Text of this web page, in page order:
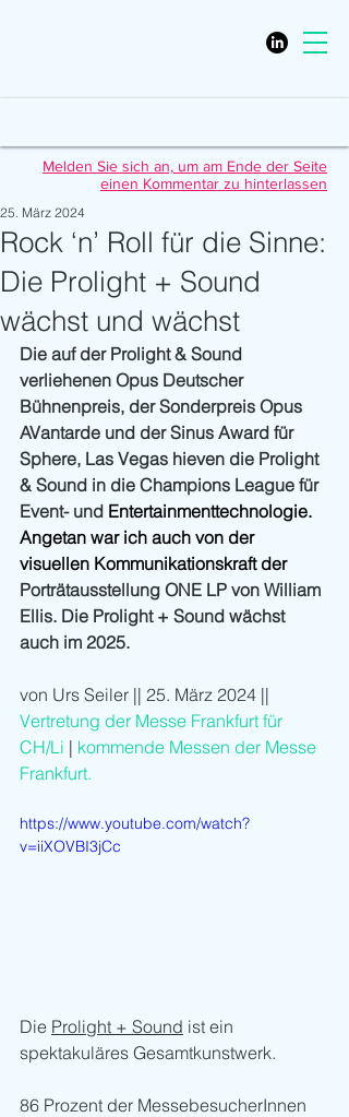
Melden Sie sich an, um am Ende der Seite
einen Kommentar zu hinterlassen
Rock ‘n’ Roll für die Sinne:
Die Prolight + Sound
wächst und wächst
25. März 2024
Die auf der Prolight & Sound
verliehenen Opus Deutscher
Bühnenpreis, der Sonderpreis Opus
AVantarde und der Sinus Award für
Sphere, Las Vegas hieven die Prolight
& Sound in die Champions League für
Event- und Entertainmenttechnologie.
Angetan war ich auch von der
visuellen Kommunikationskraft der
Porträtausstellung ONE LP von William
Ellis. Die Prolight + Sound wächst
auch im 2025.
von Urs Seiler || 25. März 2024 ||
Vertretung der Messe Frankfurt für
CH/Li | kommende Messen der Messe
Frankfurt.
https://www.youtube.com/watch?
v=iiXOVBI3jCc
Die Prolight + Sound ist ein
spektakuläres Gesamtkunstwerk.
86 Prozent der MessebesucherInnen